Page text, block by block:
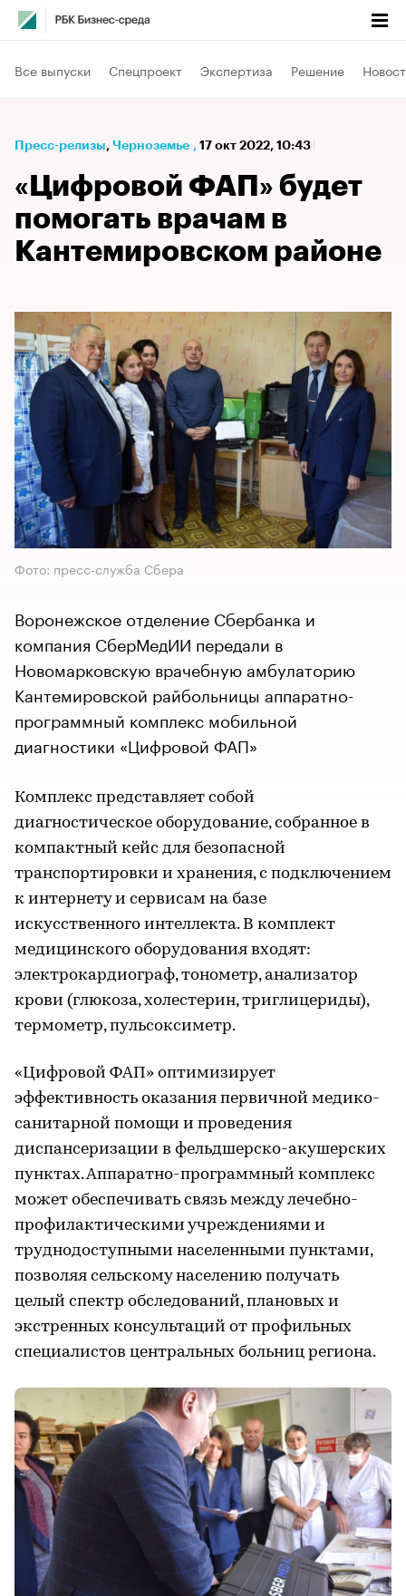
Все выпуски Спецпроект Экспертиза Решение
Пресс-релизы⁠, Черноземье , 17 окт 2022, 10:43
«Цифровой ФАП» будет
помогать врачам в
Кантемировском районе
Фото: пресс-служба Сбера
Воронежское отделение Сбербанка и
компания СберМедИИ передали в
Новомарковскую врачебную амбулаторию
Кантемировской райбольницы аппаратно-
программный комплекс мобильной
диагностики «Цифровой ФАП»
Комплекс представляет собой
диагностическое оборудование, собранное в
компактный кейс для безопасной
транспортировки и хранения, с подключением
к интернету и сервисам на базе
искусственного интеллекта. В комплект
медицинского оборудования входят:
электрокардиограф, тонометр, анализатор
крови (глюкоза, холестерин, триглицериды),
термометр, пульсоксиметр.
«Цифровой ФАП» оптимизирует
эффективность оказания первичной медико-
санитарной помощи и проведения
диспансеризации в фельдшерско-акушерских
пунктах. Аппаратно-программный комплекс
может обеспечивать связь между лечебно-
профилактическими учреждениями и
труднодоступными населенными пунктами,
позволяя сельскому населению получать
целый спектр обследований, плановых и
экстренных консультаций от профильных
специалистов центральных больниц региона.